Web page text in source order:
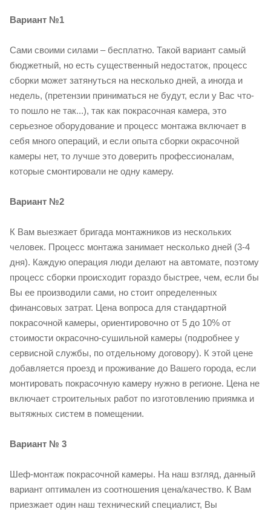
Вариант №1
Сами своими силами – бесплатно. Такой вариант самый
бюджетный, но есть существенный недостаток, процесс
сборки может затянуться на несколько дней, а иногда и
недель, (претензии приниматься не будут, если у Вас что-
то пошло не так...), так как покрасочная камера, это
серьезное оборудование и процесс монтажа включает в
себя много операций, и если опыта сборки окрасочной
камеры нет, то лучше это доверить профессионалам,
которые смонтировали не одну камеру.
Вариант №2
К Вам выезжает бригада монтажников из нескольких
человек. Процесс монтажа занимает несколько дней (3-4
дня). Каждую операция люди делают на автомате, поэтому
процесс сборки происходит гораздо быстрее, чем, если бы
Вы ее производили сами, но стоит определенных
финансовых затрат. Цена вопроса для стандартной
покрасочной камеры, ориентировочно от 5 до 10% от
стоимости окрасочно-сушильной камеры (подробнее у
сервисной службы, по отдельному договору). К этой цене
добавляется проезд и проживание до Вашего города, если
монтировать покрасочную камеру нужно в регионе. Цена не
включает строительных работ по изготовлению приямка и
вытяжных систем в помещении.
Вариант № 3
Шеф-монтаж покрасочной камеры. На наш взгляд, данный
вариант оптимален из соотношения цена/качество. К Вам
приезжает один наш технический специалист, Вы